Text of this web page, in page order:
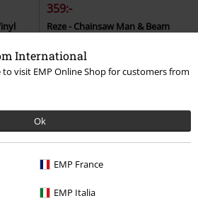
International
to visit EMP Online Shop for customers from
Ok
EMP France
EMP Italia
359:-
Reze - Chainsaw Man & Beam
147
Chainsaw Man
Pop!